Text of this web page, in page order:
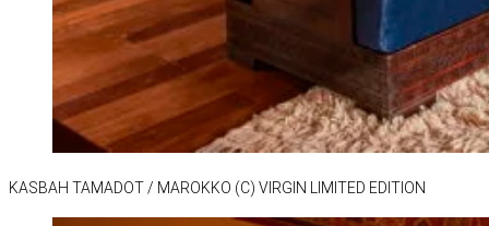
KAS­BAH TA­MA­DOT /​ MA­ROKKO (C) VIR­GIN LI­MI­TED EDI­TION